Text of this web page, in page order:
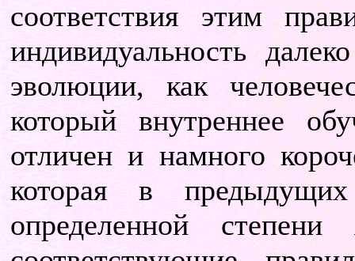
соответствия этим
индивидуальность
эволюции, как
который внутреннее
отличен и намного
которая в
определенной